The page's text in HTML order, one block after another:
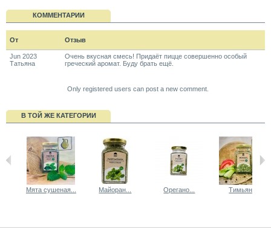
КОММЕНТАРИИ
От Отзыв
Jun 2023
Татьяна
Очень вкусная смесь! Придаёт пицце совершенно особый
греческий аромат. Буду брать ещё.
Only registered users can post a new comment.
В ТОЙ ЖЕ КАТЕГОРИИ
Мята сушеная... Майоран... Орегано... Тимьян...